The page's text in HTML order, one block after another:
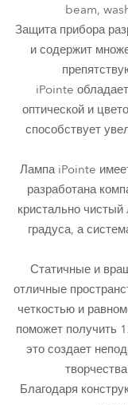
beam,
Защита прибора
и содержит
iPointe
оптической и
способствует
Лампа iPointe
разработана
кристально
градуса, а
Статичные и
отличные
четкостью и
поможет получить
это создает
Благодаря